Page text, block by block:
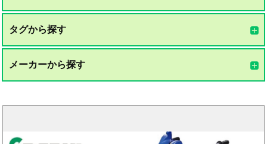
タグから探す
メーカーから探す